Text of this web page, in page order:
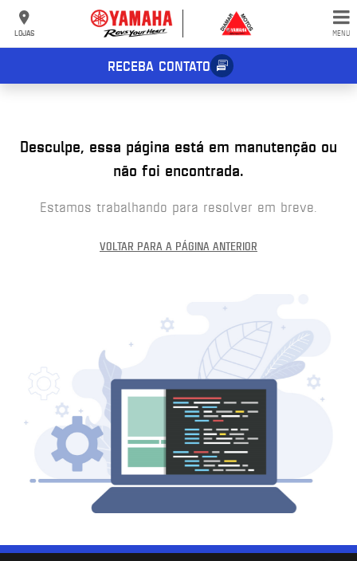
⁠
LOJAS MENU
RECEBA CONTATO
Desculpe, essa página está em manutenção ou
não foi encontrada.
Estamos trabalhando para resolver em breve.
VOLTAR PARA A PÁGINA ANTERIOR